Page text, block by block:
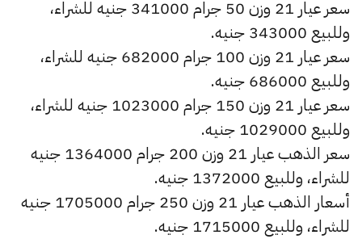
سعر عيار 21 وزن 50 جرام 341000 جنيه للشراء،
وللبيع 343000 جنيه.
سعر عيار 21 وزن 100 جرام 682000 جنيه للشراء،
وللبيع 686000 جنيه.
سعر عيار 21 وزن 150 جرام 1023000 جنيه للشراء،
وللبيع 1029000 جنيه.
سعر الذهب عيار 21 وزن 200 جرام 1364000 جنيه
للشراء، وللبيع 1372000 جنيه.
أسعار الذهب عيار 21 وزن 250 جرام 1705000 جنيه
للشراء، وللبيع 1715000 جنيه.